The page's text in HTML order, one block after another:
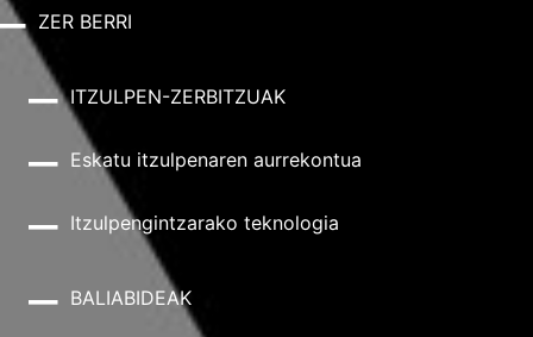
ZER BERRI
ITZULPEN-ZERBITZUAK
Eskatu itzulpenaren aurrekontua
Itzulpengintzarako teknologia
BALIABIDEAK